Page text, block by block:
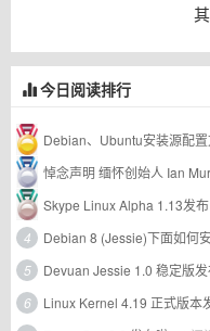
今日阅读排行
Debian、Ubuntu安装源配
悼念声明 缅怀创始人 Ian
Skype Linux Alpha 1.13发
4
Debian 8 (Jessie)下面如何
5
Devuan Jessie 1.0 稳定版
6
Linux Kernel 4.19 正式版本